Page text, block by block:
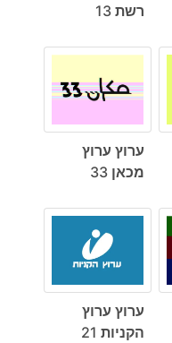
רשת 13
ערוץ ערוץ
מכאן 33
ערוץ ערוץ
הקניות 21